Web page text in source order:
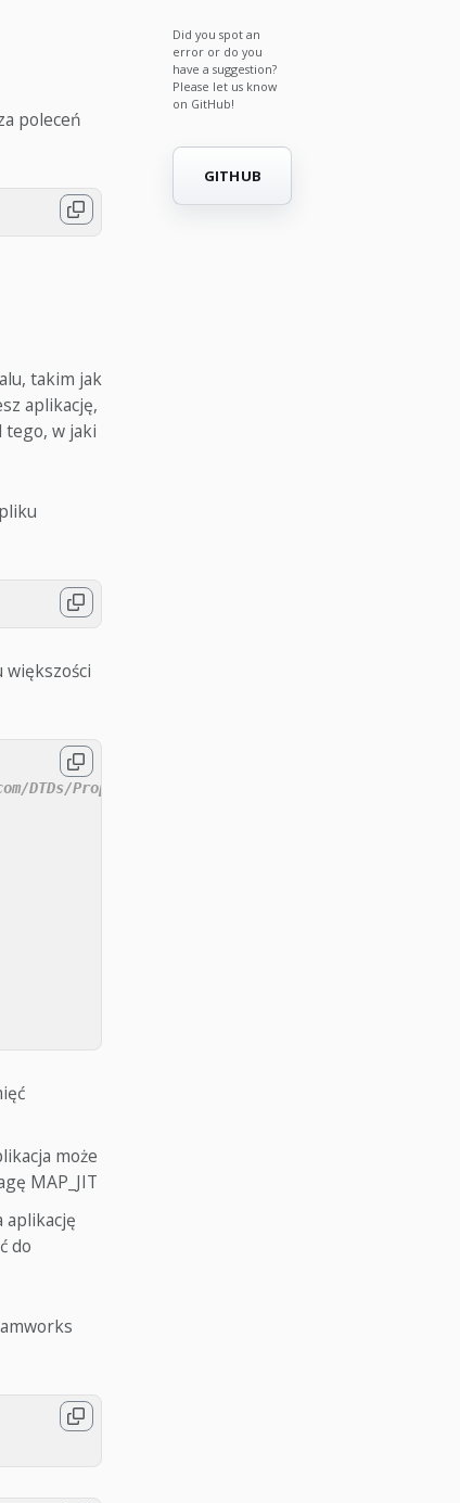
poleceń
takim jak
aplikację,
tego, w jaki
DTDs/PropertyList-1.0.dtd">
może
MAP_JIT
aplikację
do
Did you spot an
error or do you
have a suggestion?
Please let us know
on GitHub!
GITHUB